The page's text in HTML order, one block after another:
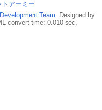
トアーミー
Team. Designed by
convert time: 0.010 sec.